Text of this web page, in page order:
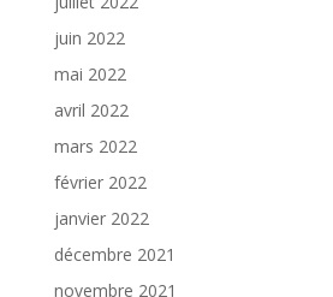
juin 2022
mai 2022
avril 2022
mars 2022
février 2022
janvier 2022
décembre 2021
novembre 2021